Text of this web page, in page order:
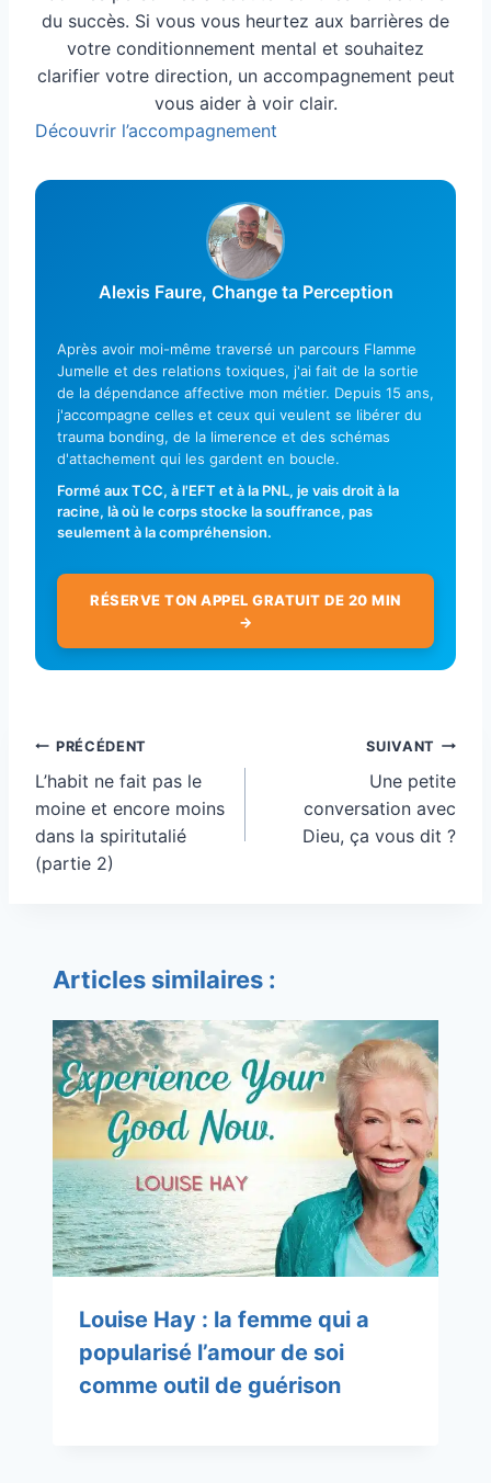
du succès. Si vous vous heurtez aux barrières de
votre conditionnement mental et souhaitez
clarifier votre direction, un accompagnement peut
vous aider à voir clair.
Découvrir l’accompagnement
Alexis Faure, Change ta Perception
Après avoir moi-même traversé un parcours Flamme
Jumelle et des relations toxiques, j'ai fait de la sortie
de la dépendance affective mon métier. Depuis 15 ans,
j'accompagne celles et ceux qui veulent se libérer du
trauma bonding, de la limerence et des schémas
d'attachement qui les gardent en boucle.
Formé aux TCC, à l'EFT et à la PNL, je vais droit à la
racine, là où le corps stocke la souffrance, pas
seulement à la compréhension.
RÉSERVE TON APPEL GRATUIT DE 20 MIN
→
Navigation
de
l’article
PRÉCÉDENT
L’habit ne fait pas le
moine et encore moins
dans la spiritutalié
(partie 2)
SUIVANT
Une petite
conversation avec
Dieu, ça vous dit ?
Articles similaires :
Louise Hay : la femme qui a
popularisé l’amour de soi
comme outil de guérison